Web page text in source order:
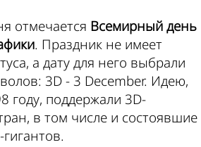
отмечается Всемирный день
. Праздник не имеет
а дату для него выбрали
3D - 3 December. Идею,
году, поддержали 3D-
в том числе и состоявшие